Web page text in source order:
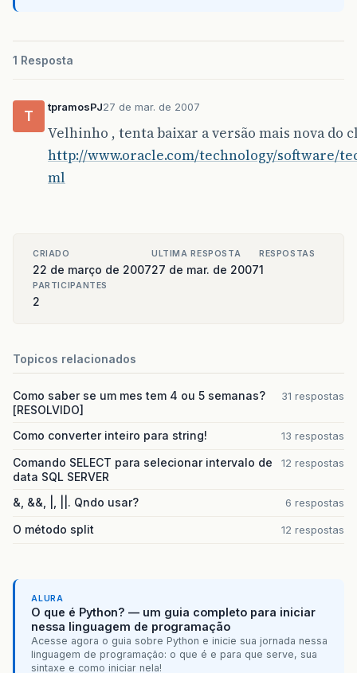
1 Resposta
T
tpramosPJ27 de mar. de 2007
Velhinho , tenta baixar a versão mais nova do
http://www.oracle.com/technology/software/
ml
CRIADO
22 de março de 2007
ULTIMA RESPOSTA
27 de mar. de 2007
RESPOSTAS
1
PARTICIPANTES
2
Topicos relacionados
Como saber se um mes tem 4 ou 5 semanas?
[RESOLVIDO]
31 respostas
Como converter inteiro para string! 13 respostas
Comando SELECT para selecionar intervalo de
data SQL SERVER
12 respostas
&, &&, |, ||. Qndo usar? 6 respostas
O método split 12 respostas
ALURA
O que é Python? — um guia completo para iniciar
nessa linguagem de programação
Acesse agora o guia sobre Python e inicie sua jornada nessa
linguagem de programação: o que é e para que serve, sua
sintaxe e como iniciar nela!